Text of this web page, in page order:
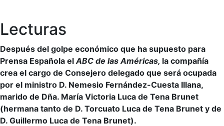
Lecturas
Después del golpe económico que ha supuesto para
Prensa Española elABC de las Américas, la compañía
crea el cargo de Consejero delegado que será ocupada
por el ministro D. Nemesio Fernández-Cuesta Illana,
marido de Dña. María Victoria Luca de Tena Brunet
(hermana tanto de D. Torcuato Luca de Tena Brunet y de
D. Guillermo Luca de Tena Brunet).